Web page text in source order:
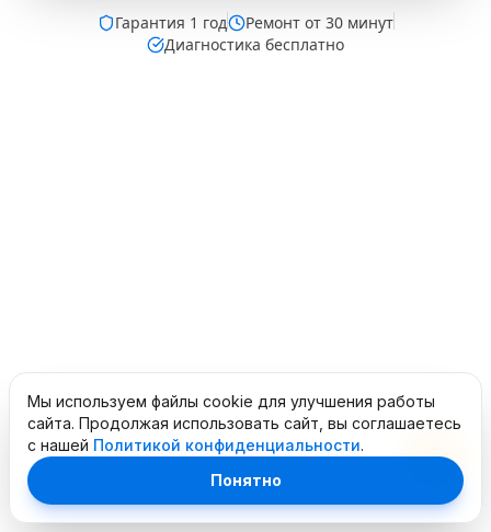
Гарантия 1 год
Ремонт от 30 минут
Диагностика бесплатно
Мы используем файлы cookie для улучшения работы
сайта. Продолжая использовать сайт, вы соглашаетесь
с нашей Политикой конфиденциальности.
Понятно